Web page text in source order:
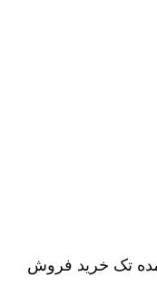
تک خرید فروش